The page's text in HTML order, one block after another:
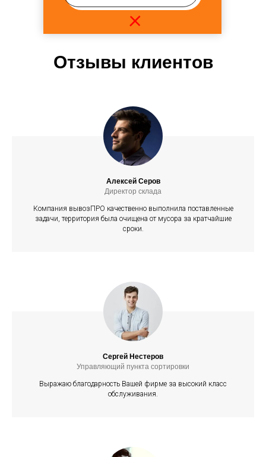
+
Отзывы клиентов
Алексей Серов
Директор склада
Компания вывозПРО качественно выполнила поставленные
задачи, территория была очищена от мусора за кратчайшие
сроки.
Сергей Нестеров
Управляющий пункта сортировки
Выражаю благодарность Вашей фирме за высокий класс
обслуживания.